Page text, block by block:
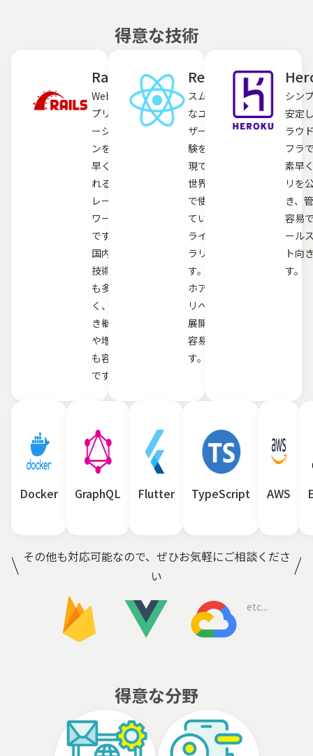
得意な技術
Rails
Webア
プリケ
ーショ
ンを素
早く作
れるフ
レーム
ワーク
です。
国内に
技術者
も多
く、引
き継ぎ
や増員
も容易
です。
React
スムーズ
なユー
ザー体
験を実
現でき、
世界中
で使われ
ている
ライブ
ラリで
す。スマ
ホアプ
リへの
展開も
容易で
す。
シン
安定
ラウ
フラ
素早
リを
き、
容易
ール
ト向
す。
Docker GraphQL Flutter TypeScript AWS
その他も対応可能なので、 ぜひお気軽にご相談くださ
い
etc...
得意な分野